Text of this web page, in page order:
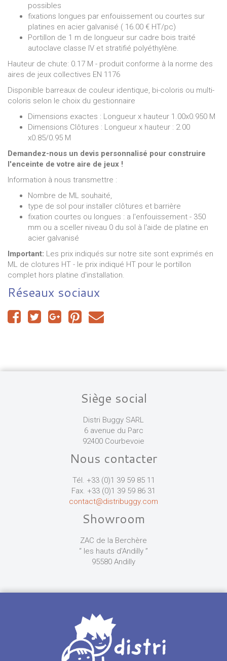
possibles
fixations longues par enfouissement ou courtes sur
platines en acier galvanisé ( 16.00 € HT/pc)
Portillon de 1 m de longueur sur cadre bois traité
autoclave classe IV et stratifié polyéthylène.
Hauteur de chute: 0.17 M - produit conforme à la norme des
aires de jeux collectives EN 1176
Disponible barreaux de couleur identique, bi-coloris ou multi-
coloris selon le choix du gestionnaire
Dimensions exactes : Longueur x hauteur 1.00x0.950 M
Dimensions Clôtures : Longueur x hauteur : 2.00
x0.85/0.95 M
Demandez-nous un devis personnalisé pour construire
l'enceinte de votre aire de jeux !
Information à nous transmettre :
Nombre de ML souhaité,
type de sol pour installer clôtures et barrière
fixation courtes ou longues : a l'enfouissement - 350
mm ou a sceller niveau 0 du sol à l'aide de platine en
acier galvanisé
Important: Les prix indiqués sur notre site sont exprimés en
ML de clotures HT - le prix indiqué HT pour le portillon
complet hors platine d'installation.
Réseaux sociaux
Siège social
Distri Buggy SARL
6 avenue du Parc
92400 Courbevoie
Nous contacter
Tél. +33 (0)1 39 59 85 11
Fax. +33 (0)1 39 59 86 31
contact@distribuggy.com
Showroom
ZAC de la Berchère
“ les hauts d'Andilly ”
95580 Andilly